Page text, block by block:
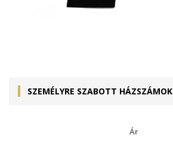
SZEMÉLYRE SZABOTT HÁZSZÁMOK
Ár